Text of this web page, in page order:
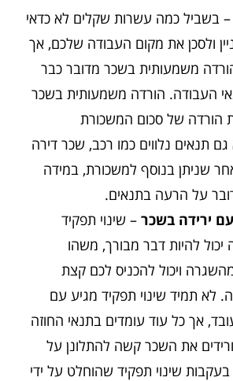
– בשביל כמה עשרות שקלים לא כדאי
ולסכן את מקום העבודה שלכם, אך
משמעותית בשכר מדובר כבר
העבודה. הורדה משמעותית בשכר
הורדה של סכום המשכורת
תנאים נלווים כמו רכב, שכר דירה
שניתן בנוסף למשכורת, במידה
על הרעה בתנאים.
ירידה בשכר – שינוי תפקיד
להיות דבר מבורך, משהו
ויכול להכניס לכם קצת
לא תמיד שינוי תפקיד מגיע עם
אך כל עוד עומדים בתנאי החוזה
את השכר קשה להתלונן על
שינוי תפקיד שהוחלט על ידי